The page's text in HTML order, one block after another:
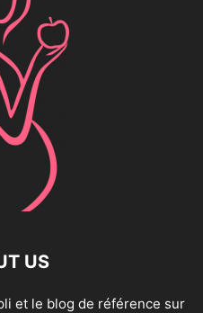
US
et le blog de référence sur